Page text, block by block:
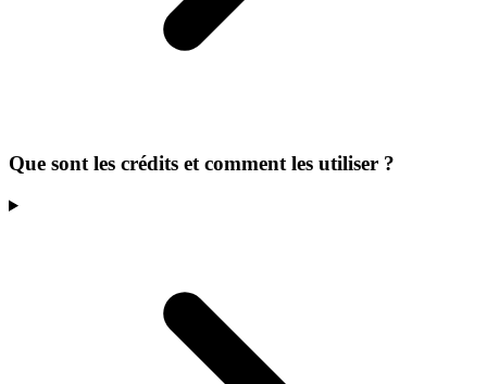
Que sont les crédits et comment les utiliser ?